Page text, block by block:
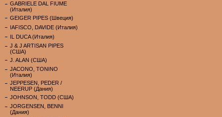
GABRIELE DAL FIUME
(Италия)
GEIGER PIPES (Швеция)
IAFISCO, DAVIDE (Италия)
IL DUCA (Италия)
J & J ARTISAN PIPES
(США)
J. ALAN (США)
JACONO, TONINO
(Италия)
JEPPESEN, PEDER /
NEERUP (Дания)
JOHNSON, TODD (США)
JORGENSEN, BENNI
(Дания)